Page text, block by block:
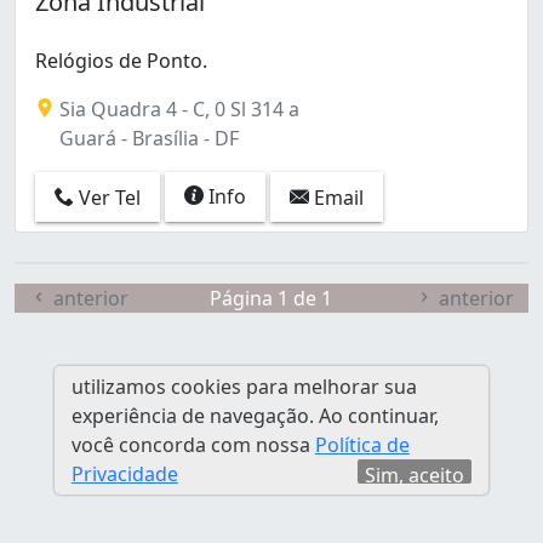
Planaltina (1)
Taguatinga Norte (1)
Zona Industrial (Guará) (1)
Relógios de Ponto.
Sia Quadra 4 - C, 0 Sl 314 a
Guará - Brasília - DF
Ver Tel Info Email
anterior Página 1 de 1 anterior
utilizamos cookies para melhorar sua
experiência de navegação. Ao continuar,
você concorda com nossa Política de
Privacidade
Sim, aceito